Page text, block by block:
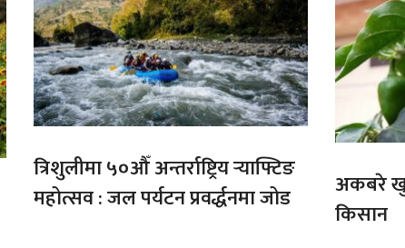
त्रिशुलीमा ५०औँ अन्तर्राष्ट्रिय र्‍याफ्टिङ
महोत्सव : जल पर्यटन प्रवर्द्धनमा जोड
अकबरे
किसान